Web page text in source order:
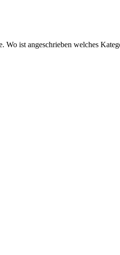
Wo ist angeschrieben welches